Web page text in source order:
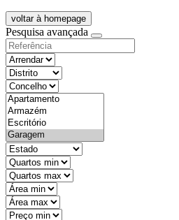
voltar à homepage
Pesquisa avançada
objective
districtId
countyId
types
state
mintypo
maxtypo
minarea
maxarea
minprice